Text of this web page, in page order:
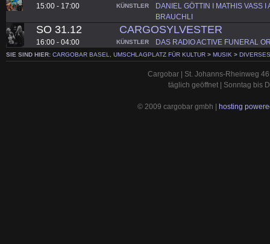
15:00 - 17:00 KÜNSTLER
DANIEL GÖTTIN I MATHIS VASS
BRAUCHLI
SO 31.12
16:00 - 04:00
CARGOSYLVESTER
KÜNSTLER DAS RADIO ACTIVE FUNERAL
SIE SIND HIER: CARGOBAR BASEL, UMSCHLAGPLATZ FÜR KULTUR > MUSIK > DIVERSES
Cargobar | St. Johanns-Rheinweg
täglich geöffnet | Sonntag bis
© 2009 cargobar gmbh | hosting